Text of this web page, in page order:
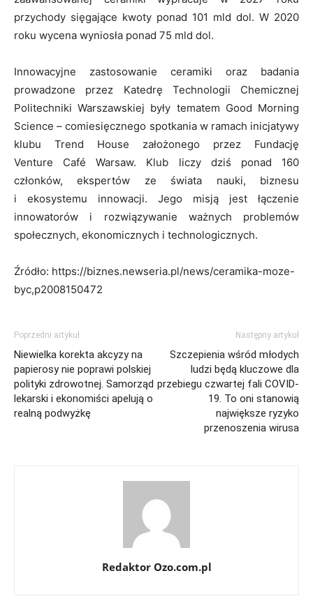
przychody sięgające kwoty ponad 101 mld dol. W 2020
roku wycena wyniosła ponad 75 mld dol.
Innowacyjne zastosowanie ceramiki oraz badania
prowadzone przez Katedrę Technologii Chemicznej
Politechniki Warszawskiej były tematem Good Morning
Science – comiesięcznego spotkania w ramach inicjatywy
klubu Trend House założonego przez Fundację
Venture Café Warsaw. Klub liczy dziś ponad 160
członków, ekspertów ze świata nauki, biznesu
i ekosystemu innowacji. Jego misją jest łączenie
innowatorów i rozwiązywanie ważnych problemów
społecznych, ekonomicznych i technologicznych.
Źródło: https://biznes.newseria.pl/news/ceramika-moze-
byc,p2008150472
Poprzedni artykuł
Niewielka korekta akcyzy na
papierosy nie poprawi polskiej
polityki zdrowotnej. Samorząd
lekarski i ekonomiści apelują o
realną podwyżkę
Następny artykuł
Szczepienia wśród młodych
ludzi będą kluczowe dla
przebiegu czwartej fali COVID-
19. To oni stanowią
największe ryzyko
przenoszenia wirusa
Redaktor Ozo.com.pl